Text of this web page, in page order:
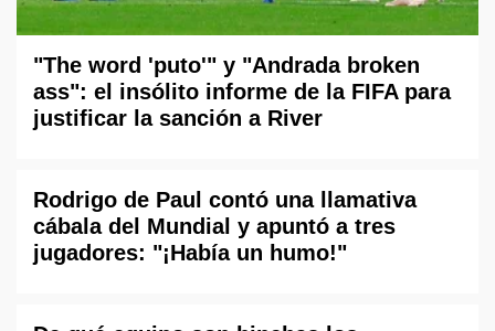
"The word 'puto'" y "Andrada broken
ass": el insólito informe de la FIFA para
justificar la sanción a River
Rodrigo de Paul contó una llamativa
cábala del Mundial y apuntó a tres
jugadores: "¡Había un humo!"